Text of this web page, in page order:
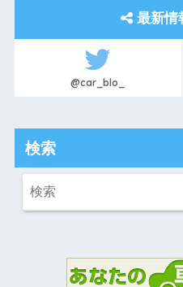
最新情
@car_blo_
検索